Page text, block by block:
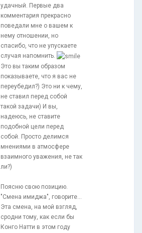
удачный. Первые два
комментария прекрасно
поведали мне о вашем к
нему отношении, но
спасибо, что не упускаете
случая напомнить.
Это вы таким образом
показываете, что я вас не
переубедил?) Это ни к чему,
не ставил перед собой
такой задачи) И вы,
надеюсь, не ставите
подобной цели перед
собой. Просто делимся
мнениями в атмосфере
взаимного уважения, не так
ли?)
Поясню свою позицию.
"Смена имиджа", говорите...
Эта смена, на мой взгляд,
сродни тому, как если бы
Конго Натти в этом году